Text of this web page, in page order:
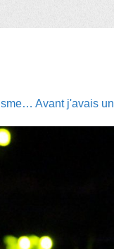
Avant j'avais